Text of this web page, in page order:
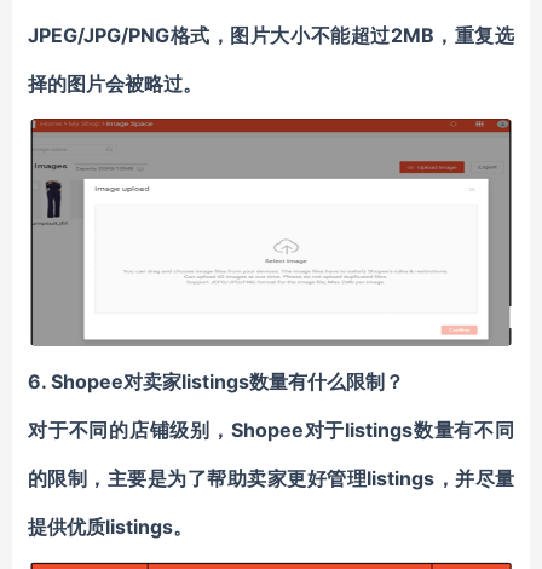
JPEG/JPG/PNG格式，图片大小不能超过2MB，重复选
择的图片会被略过。
6. Shopee对卖家listings数量有什么限制？
对于不同的店铺级别，Shopee对于listings数量有不同
的限制，主要是为了帮助卖家更好管理listings，并尽量
提供优质listings。